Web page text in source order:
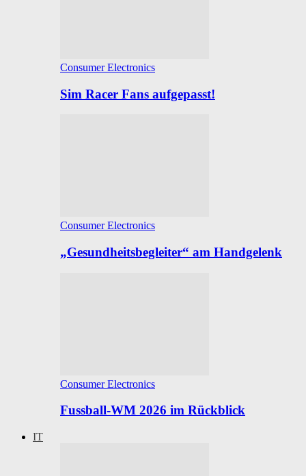
Consumer Electronics
Sim Racer Fans aufgepasst!
Consumer Electronics
„Gesundheitsbegleiter“ am Handgelenk
Consumer Electronics
Fussball-WM 2026 im Rückblick
IT